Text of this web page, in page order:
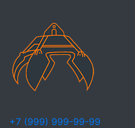
+7 (999) 999-99-99